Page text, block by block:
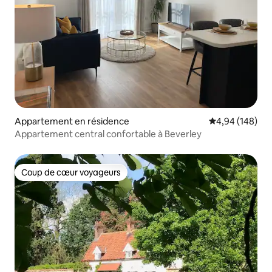
Appartement en résidence Évaluation
4,94 (148)
Appartement central confortable à Beverley
Coup de cœur voyageurs
Coup de cœur voyageurs